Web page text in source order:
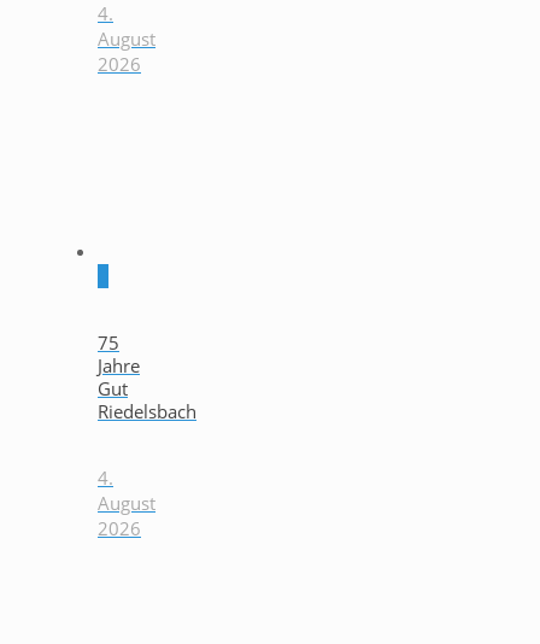
4.
August
2026
75
Jahre
Gut
Riedelsbach
4.
August
2026